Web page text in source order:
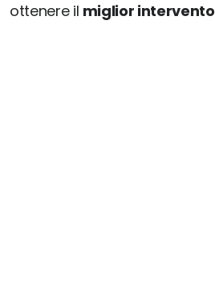
ottenere il miglior intervento